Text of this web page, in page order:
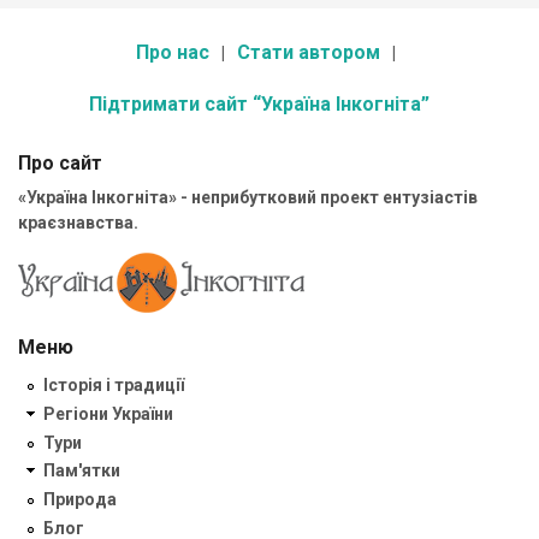
Про нас Стати автором
Підтримати сайт “Україна Інкогніта”
Про сайт
«Україна Інкогніта» - неприбутковий проект ентузіастів
краєзнавства.
Меню
Історія і традиції
Регіони України
Тури
Пам'ятки
Природа
Блог